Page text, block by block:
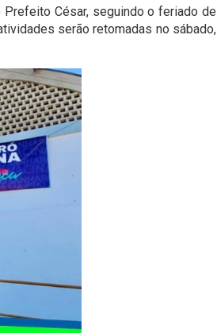
César, seguindo o feriado de
serão retomadas no sábado,